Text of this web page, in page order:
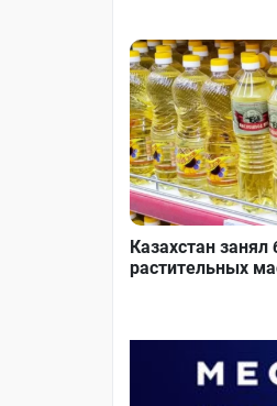
Казахстан
растительных